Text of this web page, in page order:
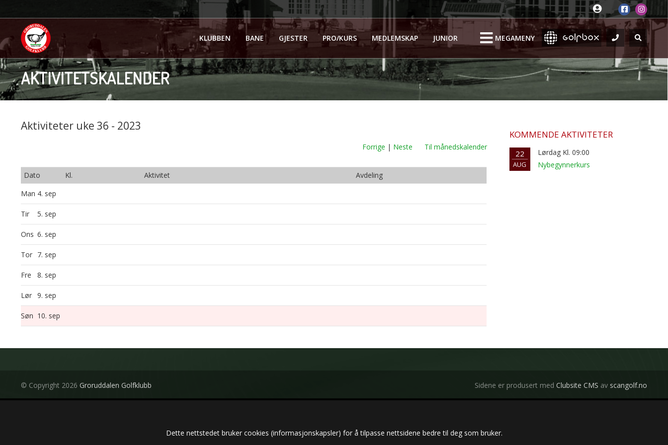
AKTIVITETSKALENDER
KLUBBEN BANE GJESTER PRO/KURS MEDLEMSKAP JUNIOR MEGAMENY
Aktiviteter uke 36 - 2023
Forrige | Neste Til månedskalender
Dato Kl. Aktivitet
Avdeling
Man 4. sep
Tir 5. sep
Ons 6. sep
Tor 7. sep
Fre 8. sep
Lør 9. sep
Søn 10. sep
KOMMENDE AKTIVITETER
22
AUG
Lørdag Kl. 09:00
Nybegynnerkurs
© Copyright 2026 Groruddalen Golfklubb Sidene er produsert med Clubsite CMS av scangolf.no
Dette nettstedet bruker cookies (informasjonskapsler) for å tilpasse nettsidene bedre til deg som bruker.